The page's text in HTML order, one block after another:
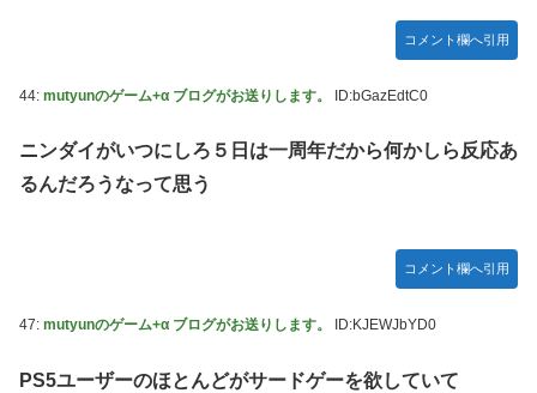
コメント欄へ引用
44: mutyunのゲーム+α ブログがお送りします。 ID:bGazEdtC0
ニンダイがいつにしろ５日は一周年だから何かしら反応あ
るんだろうなって思う
コメント欄へ引用
47: mutyunのゲーム+α ブログがお送りします。 ID:KJEWJbYD0
PS5ユーザーのほとんどがサードゲーを欲していて